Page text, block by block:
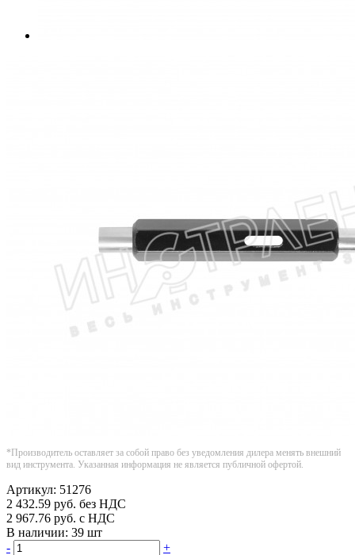
*Производитель оставляет за собой право без уведомления дилера менять внешний
вид инструмента. Указанная информация не является публичной офертой.
Артикул: 51276
2 432.59 руб. без НДС
2 967.76 руб. с НДС
В наличии: 39 шт
-
+